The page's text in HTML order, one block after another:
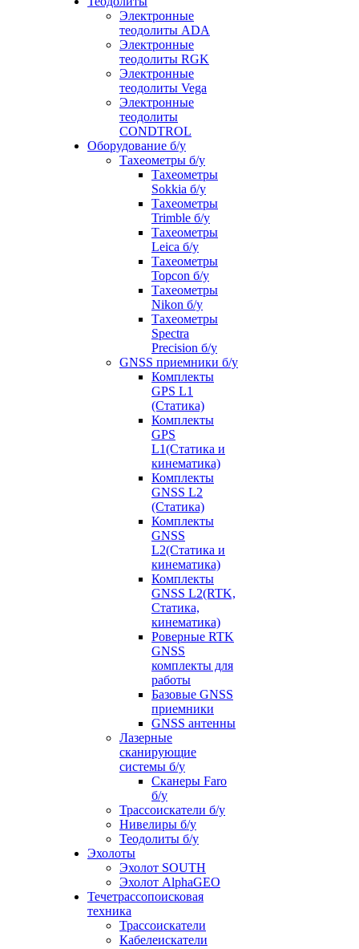
Электронные
теодолиты ADA
Электронные
теодолиты RGK
Электронные
теодолиты Vega
Электронные
теодолиты
CONDTROL
Оборудование б/у
Тахеометры б/у
Тахеометры
Sokkia б/у
Тахеометры
Trimble б/у
Тахеометры
Leica б/у
Тахеометры
Topcon б/у
Тахеометры
Nikon б/у
Тахеометры
Spectra
Precision б/у
GNSS приемники б/у
Комплекты
GPS L1
(Статика)
Комплекты
GPS
L1(Статика и
кинематика)
Комплекты
GNSS L2
(Статика)
Комплекты
GNSS
L2(Статика и
кинематика)
Комплекты
GNSS L2(RTK,
Статика,
кинематика)
Роверные RTK
GNSS
комплекты для
работы
Базовые GNSS
приемники
GNSS антенны
Лазерные
сканирующие
системы б/у
Сканеры Faro
б/у
Трассоискатели б/у
Нивелиры б/у
Теодолиты б/у
Эхолоты
Эхолот SOUTH
Эхолот AlphaGEO
Течетрассопоисковая
техника
Трассоискатели
Кабелеискатели